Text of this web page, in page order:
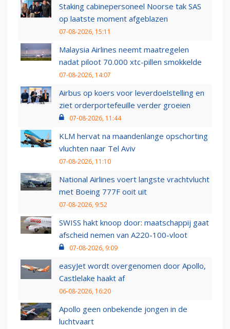
Staking cabinepersoneel Noorse tak SAS
op laatste moment afgeblazen
07-08-2026, 15:11
Malaysia Airlines neemt maatregelen
nadat piloot 70.000 xtc-pillen smokkelde
07-08-2026, 14:07
Airbus op koers voor leverdoelstelling en
ziet orderportefeuille verder groeien
07-08-2026, 11:44
KLM hervat na maandenlange opschorting
vluchten naar Tel Aviv
07-08-2026, 11:10
National Airlines voert langste vrachtvlucht
met Boeing 777F ooit uit
07-08-2026, 9:52
SWISS hakt knoop door: maatschappij gaat
afscheid nemen van A220-100-vloot
07-08-2026, 9:09
easyJet wordt overgenomen door Apollo,
Castlelake haakt af
06-08-2026, 16:20
Apollo geen onbekende jongen in de
luchtvaart